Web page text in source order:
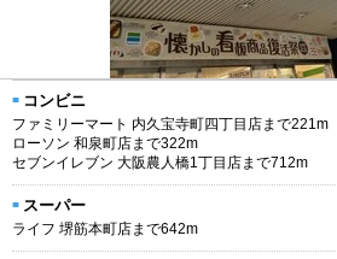
コンビニ
ファミリーマート 内久宝寺町四丁目店まで221m
ローソン 和泉町店まで322m
セブンイレブン 大阪農人橋1丁目店まで712m
スーパー
ライフ 堺筋本町店まで642m